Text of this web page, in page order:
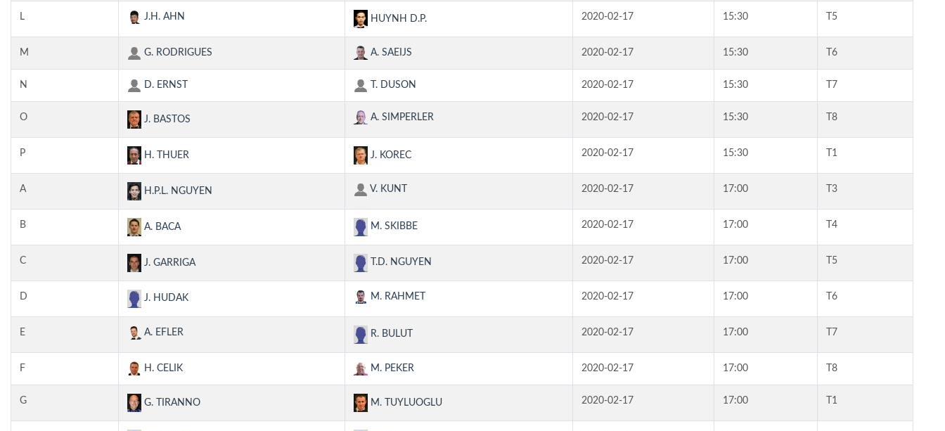
L J.H. AHN HUYNH D.P. 2020-02-17 15:30 T5
M G. RODRIGUES A. SAEIJS 2020-02-17 15:30 T6
N D. ERNST T. DUSON 2020-02-17 15:30 T7
O J. BASTOS A. SIMPERLER 2020-02-17 15:30 T8
P H. THUER J. KOREC 2020-02-17 15:30 T1
A H.P.L. NGUYEN V. KUNT 2020-02-17 17:00 T3
B A. BACA M. SKIBBE 2020-02-17 17:00 T4
C J. GARRIGA T.D. NGUYEN 2020-02-17 17:00 T5
D J. HUDAK M. RAHMET 2020-02-17 17:00 T6
E A. EFLER R. BULUT 2020-02-17 17:00 T7
F H. CELIK M. PEKER 2020-02-17 17:00 T8
G G. TIRANNO M. TUYLUOGLU 2020-02-17 17:00 T1